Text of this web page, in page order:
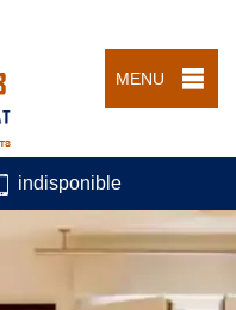
MENU
indisponible